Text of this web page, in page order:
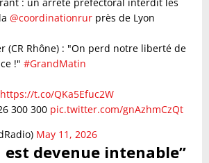
@coordinationrur près de Lyon
Rhône) : "On perd notre liberté de
!" #GrandMatin
https://t.co/QKa5Efuc2W
300 300 pic.twitter.com/gnAzhmCzQt
May 11, 2026
est devenue intenable”